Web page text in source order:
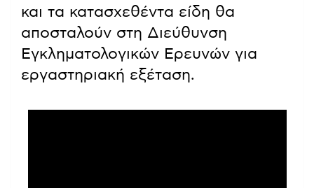
και τα κατασχεθέντα είδη θα
αποσταλούν στη Διεύθυνση
Εγκληματολογικών Ερευνών για
εργαστηριακή εξέταση.